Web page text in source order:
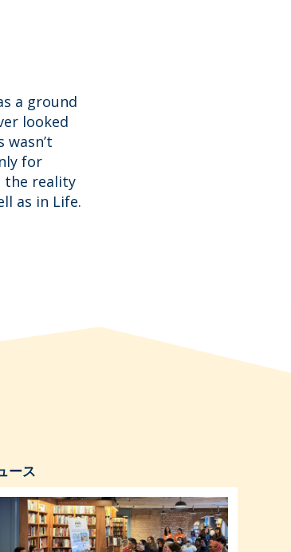
a ground
looked
for
the reality
as in Life.
ース